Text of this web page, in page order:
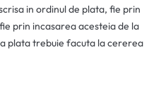
in ordinul de plata, fie prin
prin incasarea acesteia de la
plata trebuie facuta la cererea